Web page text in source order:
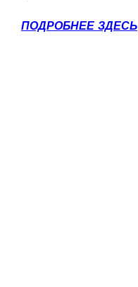
ПОДРОБНЕЕ ЗДЕСЬ